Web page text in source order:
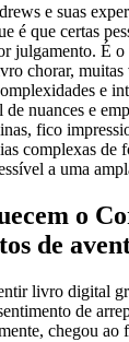
e suas
é que certas
julgamento. É
chorar, muitas
e
nuances e
fico
complexas de
a uma
o
de
livro digital
de
chegou ao